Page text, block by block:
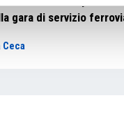
gara di servizio
Ceca